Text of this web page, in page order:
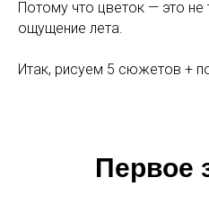
Потому что цветок — это
ощущение лета.
Итак, рисуем 5 сюжетов +
Первое